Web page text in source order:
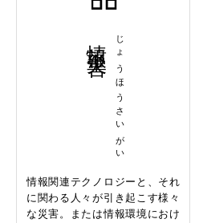
じょうほうさいがい
情報関連テクノロジーと、それ
に関わる人々が引き起こす様々
な災害。または情報環境におけ